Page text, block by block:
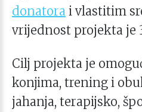
donatora i vlastitim
vrijednost projekta je
Cilj projekta je
konjima, trening i
jahanja, terapijsko,